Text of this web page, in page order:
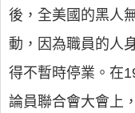
後，全美國的黑人
動，因為職員的人
得不暫時停業。在
論員聯合會大會上